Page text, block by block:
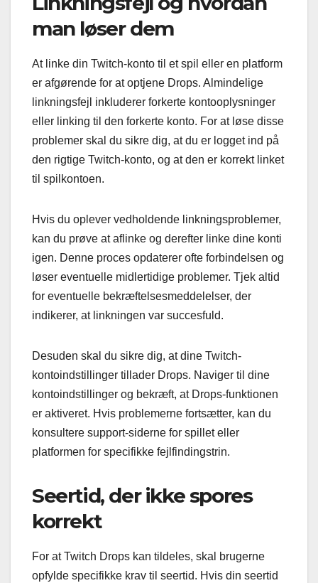
man løser dem
At linke din Twitch-konto til et spil eller en platform
er afgørende for at optjene Drops. Almindelige
linkningsfejl inkluderer forkerte kontooplysninger
eller linking til den forkerte konto. For at løse disse
problemer skal du sikre dig, at du er logget ind på
den rigtige Twitch-konto, og at den er korrekt linket
til spilkontoen.
Hvis du oplever vedholdende linkningsproblemer,
kan du prøve at aflinke og derefter linke dine konti
igen. Denne proces opdaterer ofte forbindelsen og
løser eventuelle midlertidige problemer. Tjek altid
for eventuelle bekræftelsesmeddelelser, der
indikerer, at linkningen var succesfuld.
Desuden skal du sikre dig, at dine Twitch-
kontoindstillinger tillader Drops. Naviger til dine
kontoindstillinger og bekræft, at Drops-funktionen
er aktiveret. Hvis problemerne fortsætter, kan du
konsultere support-siderne for spillet eller
platformen for specifikke fejlfindingstrin.
Seertid, der ikke spores
korrekt
For at Twitch Drops kan tildeles, skal brugerne
opfylde specifikke krav til seertid. Hvis din seertid